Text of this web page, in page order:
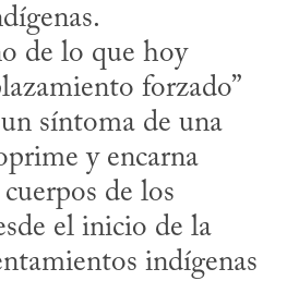
forzado”
síntoma de una
y encarna
de los
el inicio de la
indígenas